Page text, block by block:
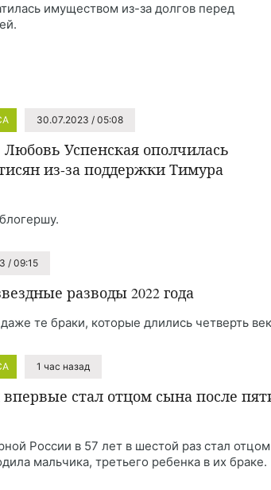
имуществом из-за долгов перед
30.07.2023 / 05:08
Любовь Успенская ополчилась
из-за поддержки Тимура
/ 09:15
разводы 2022 года
те браки, которые длились четверть
1 час назад
стал отцом сына после
России в 57 лет в шестой раз стал
мальчика, третьего ребенка в их браке.